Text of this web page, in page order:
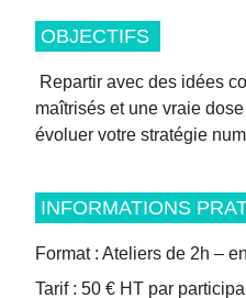
OBJECTIFS
Repartir avec des idées
maîtrisés et une vraie
évoluer votre stratégie
INFORMATIONS
Format : Ateliers de 2h –
Tarif : 50 € HT par